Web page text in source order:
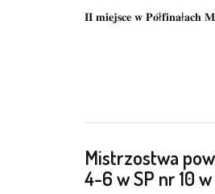
𝐈𝐈 𝐦𝐢𝐞𝐣𝐬𝐜𝐞 𝐰 𝐏𝐨́ł𝐟𝐢𝐧𝐚ł𝐚𝐜𝐡
Mistrzostwa
4-6 w SP nr 10